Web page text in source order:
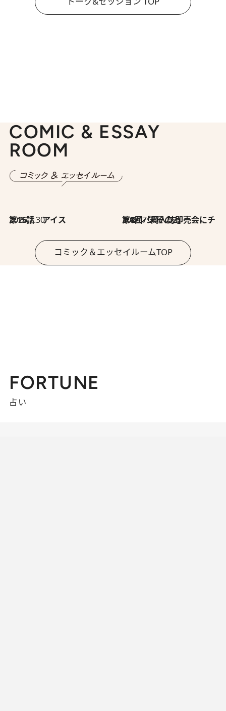
COMIC & ESSAY
ROOM
2026.7.30
第15話 アイス 2026.7.30
第8回「同人誌即売会にチャレンジ その2」
コミック＆エッセイルームTOP
FORTUNE
占い